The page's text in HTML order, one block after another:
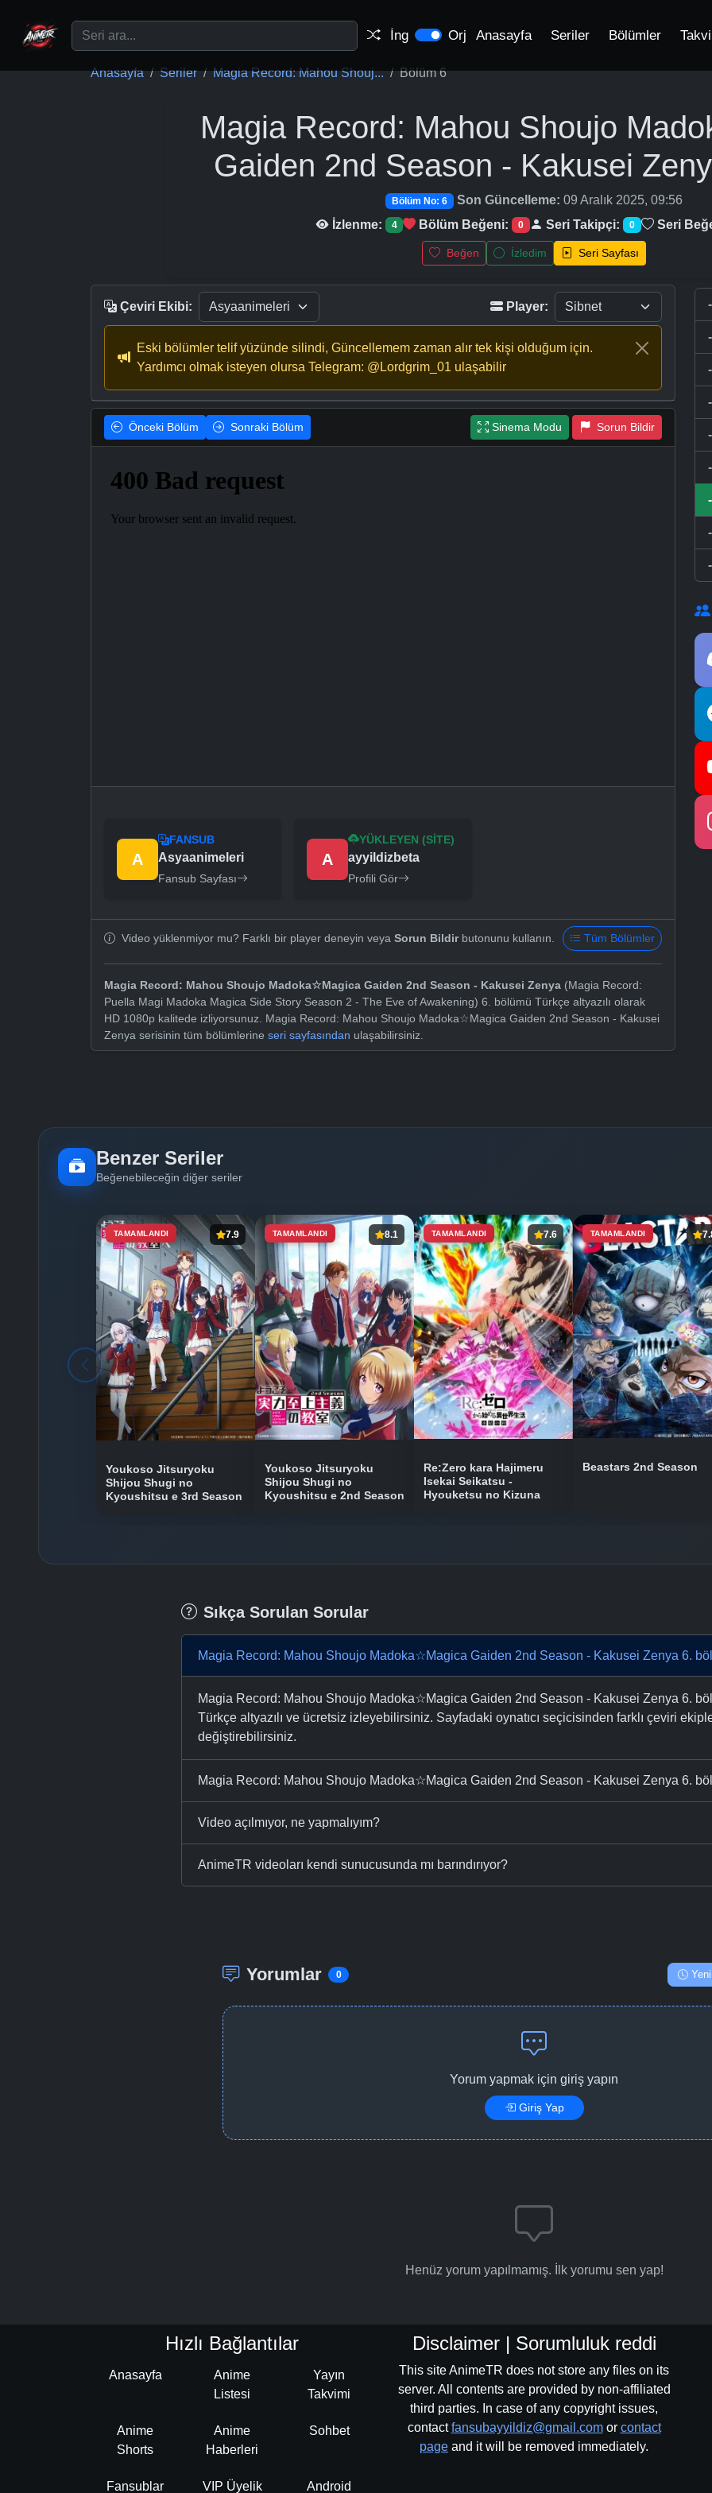
İng Orj Anasayfa Seriler Bölümler
Anasayfa Seriler Magia Record: Mahou Shouj... Bölüm 6
Magia Record: Mahou Shoujo
Gaiden 2nd Season - Kakusei
Bölüm No: 6 Son Güncelleme: 09 Aralık 2025, 09:56
İzlenme:
4 Bölüm Beğeni: 0 Seri Takipçi: 0 Seri
Beğen İzledim Seri Sayfası
Çeviri Ekibi: Player:
Eski bölümler telif yüzünde silindi, Güncellemem zaman alır tek kişi olduğum için.
Yardımcı olmak isteyen olursa Telegram: @Lordgrim_01 ulaşabilir
Önceki Bölüm Sonraki Bölüm Sinema Modu Sorun Bildir
A
FANSUB
Asyaanimeleri
Fansub Sayfası
A
YÜKLEYEN (SITE)
ayyildizbeta
Profili Gör
Video yüklenmiyor mu? Farklı bir player deneyin veya Sorun Bildirbutonunu kullanın. Tüm Bölümler
Magia Record: Mahou Shoujo Madoka☆Magica Gaiden 2nd Season - Kakusei Zenya (Magia Record:
Puella Magi Madoka Magica Side Story Season 2 - The Eve of Awakening) 6. bölümü Türkçe altyazılı olarak
HD 1080p kalitede izliyorsunuz. Magia Record: Mahou Shoujo Madoka☆Magica Gaiden 2nd Season - Kakusei
Zenya serisinin tüm bölümlerine seri sayfasından ulaşabilirsiniz.
Benzer Seriler
Beğenebileceğin diğer seriler
TAMAMLANDI 7.9
Youkoso Jitsuryoku
Shijou Shugi no
Kyoushitsu e 3rd Season
TAMAMLANDI 8.1
Youkoso Jitsuryoku
Shijou Shugi no
Kyoushitsu e 2nd Season
TAMAMLANDI 7.6
Re:Zero kara Hajimeru
Isekai Seikatsu -
Hyouketsu no Kizuna
TAMAMLANDI
Beastars 2nd Season
Sıkça Sorulan Sorular
Magia Record: Mahou Shoujo Madoka☆Magica Gaiden 2nd Season - Kakusei Zenya 6.
Magia Record: Mahou Shoujo Madoka☆Magica Gaiden 2nd Season - Kakusei Zenya 6.
Türkçe altyazılı ve ücretsiz izleyebilirsiniz. Sayfadaki oynatıcı seçicisinden farklı çeviri
değiştirebilirsiniz.
Magia Record: Mahou Shoujo Madoka☆Magica Gaiden 2nd Season - Kakusei Zenya 6.
Video açılmıyor, ne yapmalıyım?
AnimeTR videoları kendi sunucusunda mı barındırıyor?
Yorumlar 0 Yeni
Yorum yapmak için giriş yapın
Giriş Yap
Henüz yorum yapılmamış. İlk yorumu sen yap!
Hızlı Bağlantılar
Anasayfa
Anime
Listesi
Yayın
Takvimi
Anime
Shorts
Anime
Haberleri
Sohbet
Fansublar VIP Üyelik Android
Disclaimer | Sorumluluk reddi
This site AnimeTR does not store any files on its
server. All contents are provided by non-affiliated
third parties. In case of any copyright issues,
contactfansubayyildiz@gmail.comor contact
page and it will be removed immediately.